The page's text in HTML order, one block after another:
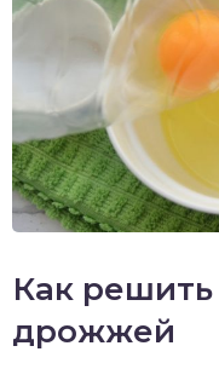
Как
дрожжей